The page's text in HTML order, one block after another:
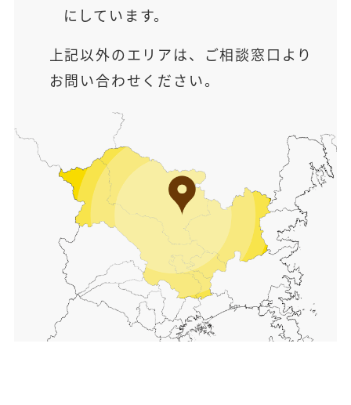
にしています。
上記以外のエリアは、ご相談窓口より
お問い合わせください。